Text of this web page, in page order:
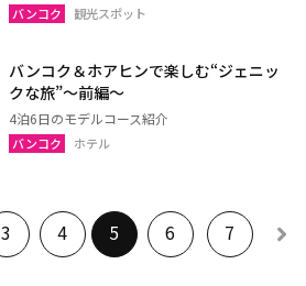
バンコク 観光スポット
バンコク＆ホアヒンで楽しむ“ジェニッ
クな旅”〜前編〜
4泊6日のモデルコース紹介
バンコク ホテル
3 4 5 6 7